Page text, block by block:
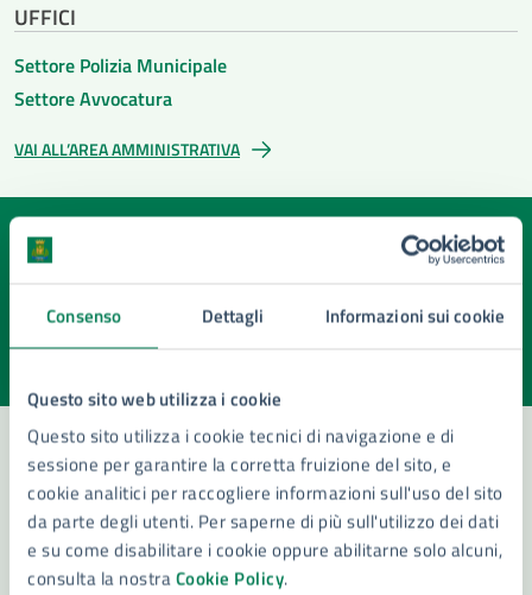
Consenso Dettagli Informazioni sui cookie
Questo sito web utilizza i cookie
Questo sito utilizza i cookie tecnici di navigazione e di
sessione per garantire la corretta fruizione del sito, e
cookie analitici per raccogliere informazioni sull'uso del sito
da parte degli utenti. Per saperne di più sull'utilizzo dei dati
e su come disabilitare i cookie oppure abilitarne solo alcuni,
consulta la nostraCookie Policy.
UFFICI
Settore Polizia Municipale
Settore Avvocatura
VAI ALL’AREA AMMINISTRATIVA
Quanto sono chiare le informazioni su questa
Seleziona il numero di stelle per valutare la chiarezza delle
Contatta il comune
Leggi le domande frequenti